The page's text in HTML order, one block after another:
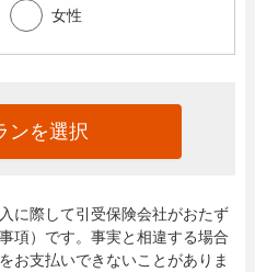
女性
ンを選択
に際して引受保険会社がおたず
項）です。事実と相違する場合
お支払いできないことがありま